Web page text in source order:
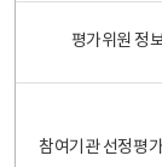
평가위원 정
참여기관 선정평